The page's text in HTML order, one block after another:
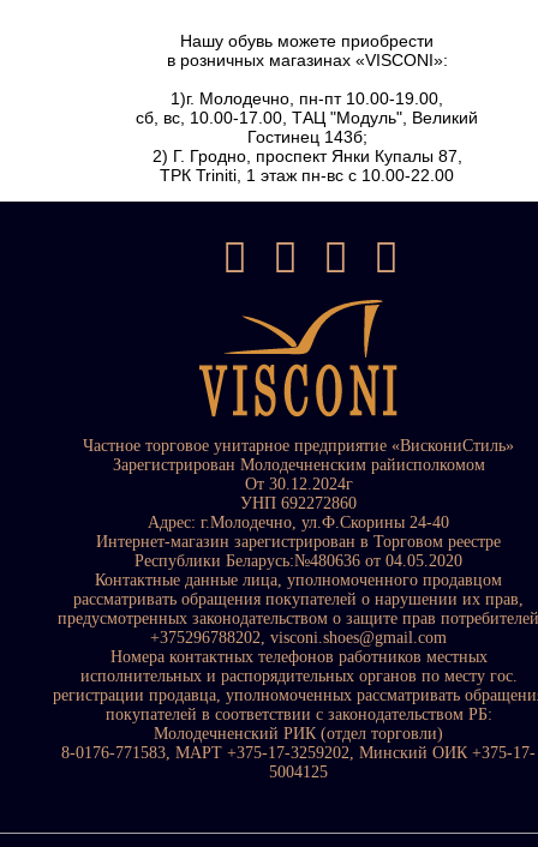
Нашу обувь можете приобрести
в розничных магазинах «VISCONI»:
1)г. Молодечно, пн-пт 10.00-19.00,
сб, вс, 10.00-17.00, ТАЦ "Модуль", Великий
Гостинец 143б;
2) Г. Гродно, проспект Янки Купалы 87,
ТРК Triniti, 1 этаж пн-вс с 10.00-22.00
Частное торговое унитарное предприятие «ВискониСтиль»
Зарегистрирован Молодечненским райисполкомом
От 30.12.2024г
УНП 692272860
Адрес: г.Молодечно, ул.Ф.Скорины 24-40
Интернет-магазин зарегистрирован в Торговом реестре
Республики Беларусь:№480636 от 04.05.2020
Контактные данные лица, уполномоченного продавцом
рассматривать обращения покупателей о нарушении их прав,
предусмотренных законодательством о защите прав потребителей
+375296788202, visconi.shoes@gmail.com
Номера контактных телефонов работников местных
исполнительных и распорядительных органов по месту гос.
регистрации продавца, уполномоченных рассматривать
покупателей в соответствии с законодательством РБ:
Молодечненский РИК (отдел торговли)
8-0176-771583, МАРТ +375-17-3259202, Минский ОИК +375-17-
5004125